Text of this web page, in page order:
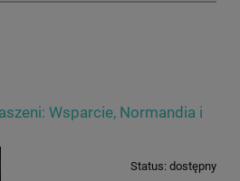
Wsparcie, Normandia i
Status: dostępny